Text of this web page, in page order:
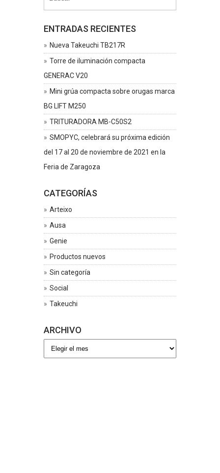
ENTRADAS RECIENTES
Nueva Takeuchi TB217R
Torre de iluminación compacta
GENERAC V20
Mini grúa compacta sobre orugas marca
BG LIFT M250
TRITURADORA MB-C50S2
SMOPYC, celebrará su próxima edición
del 17 al 20 de noviembre de 2021 en la
Feria de Zaragoza
CATEGORÍAS
Arteixo
Ausa
Genie
Productos nuevos
Sin categoría
Social
Takeuchi
ARCHIVO
Archivo